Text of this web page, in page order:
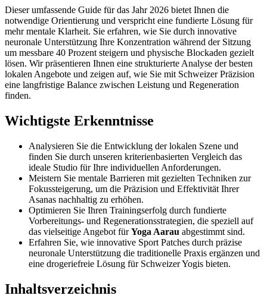
Dieser umfassende Guide für das Jahr 2026 bietet Ihnen die
notwendige Orientierung und verspricht eine fundierte Lösung für
mehr mentale Klarheit. Sie erfahren, wie Sie durch innovative
neuronale Unterstützung Ihre Konzentration während der Sitzung
um messbare 40 Prozent steigern und physische Blockaden gezielt
lösen. Wir präsentieren Ihnen eine strukturierte Analyse der besten
lokalen Angebote und zeigen auf, wie Sie mit Schweizer Präzision
eine langfristige Balance zwischen Leistung und Regeneration
finden.
Wichtigste Erkenntnisse
Analysieren Sie die Entwicklung der lokalen Szene und
finden Sie durch unseren kriterienbasierten Vergleich das
ideale Studio für Ihre individuellen Anforderungen.
Meistern Sie mentale Barrieren mit gezielten Techniken zur
Fokussteigerung, um die Präzision und Effektivität Ihrer
Asanas nachhaltig zu erhöhen.
Optimieren Sie Ihren Trainingserfolg durch fundierte
Vorbereitungs- und Regenerationsstrategien, die speziell auf
das vielseitige Angebot fürYoga Aarau abgestimmt sind.
Erfahren Sie, wie innovative Sport Patches durch präzise
neuronale Unterstützung die traditionelle Praxis ergänzen und
eine drogeriefreie Lösung für Schweizer Yogis bieten.
Inhaltsverzeichnis